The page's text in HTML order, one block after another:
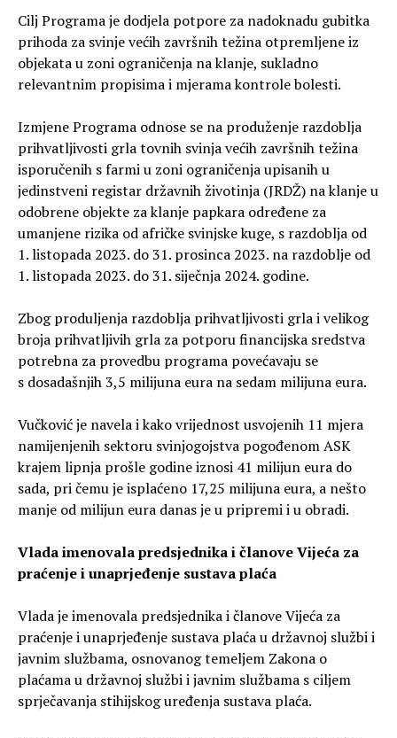
Cilj Programa je dodjela potpore za nadoknadu gubitka
prihoda za svinje većih završnih težina otpremljene iz
objekata u zoni ograničenja na klanje, sukladno
relevantnim propisima i mjerama kontrole bolesti.
Izmjene Programa odnose se na produženje razdoblja
prihvatljivosti grla tovnih svinja većih završnih težina
isporučenih s farmi u zoni ograničenja upisanih u
jedinstveni registar državnih životinja (JRDŽ) na klanje u
odobrene objekte za klanje papkara određene za
umanjene rizika od afričke svinjske kuge, s razdoblja od
1. listopada 2023. do 31. prosinca 2023. na razdoblje od
1. listopada 2023. do 31. siječnja 2024. godine.
Zbog produljenja razdoblja prihvatljivosti grla i velikog
broja prihvatljivih grla za potporu financijska sredstva
potrebna za provedbu programa povećavaju se
s dosadašnjih 3,5 milijuna eura na sedam milijuna eura.
Vučković je navela i kako vrijednost usvojenih 11 mjera
namijenjenih sektoru svinjogojstva pogođenom ASK
krajem lipnja prošle godine iznosi 41 milijun eura do
sada, pri čemu je isplaćeno 17,25 milijuna eura, a nešto
manje od milijun eura danas je u pripremi i u obradi.
Vlada imenovala predsjednika i članove Vijeća za
praćenje i unaprjeđenje sustava plaća
Vlada je imenovala predsjednika i članove Vijeća za
praćenje i unaprjeđenje sustava plaća u državnoj službi i
javnim službama, osnovanog temeljem Zakona o
plaćama u državnoj službi i javnim službama s ciljem
sprječavanja stihijskog uređenja sustava plaća.